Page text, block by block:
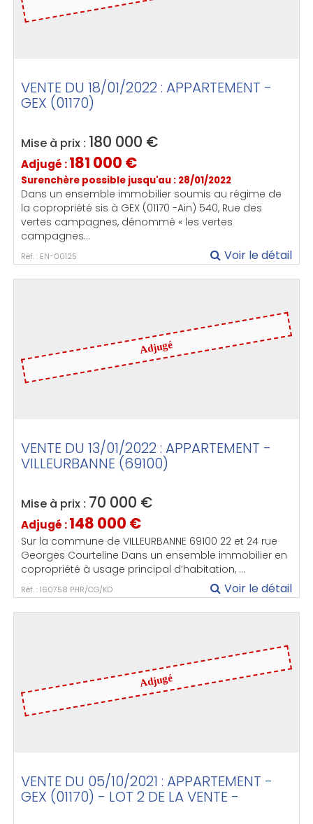
VENTE DU 18/01/2022 : APPARTEMENT -
GEX (01170)
Mise à prix : 180 000 €
Adjugé :181 000 €
Surenchère possible jusqu'au : 28/01/2022
Dans un ensemble immobilier soumis au régime de
la copropriété sis à GEX (01170 -Ain) 540, Rue des
vertes campagnes, dénommé « les vertes
campagnes...
Réf. : EN-00125 Voir le détail
Adjugé
VENTE DU 13/01/2022 : APPARTEMENT -
VILLEURBANNE (69100)
Mise à prix : 70 000 €
Adjugé :148 000 €
Sur la commune de VILLEURBANNE 69100 22 et 24 rue
Georges Courteline Dans un ensemble immobilier en
copropriété à usage principal d’habitation, ...
Réf. : 160758 PHR/CG/KD Voir le détail
Adjugé
VENTE DU 05/10/2021 : APPARTEMENT -
GEX (01170) - LOT 2 DE LA VENTE -